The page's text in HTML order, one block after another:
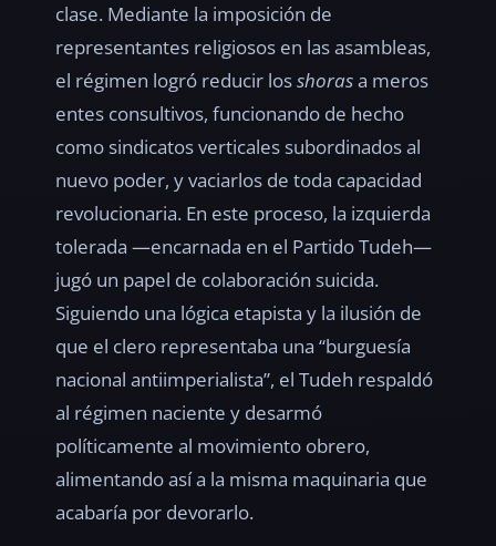
clase. Mediante la imposición de
representantes religiosos en las asambleas,
el régimen logró reducir losshorasa meros
entes consultivos, funcionando de hecho
como sindicatos verticales subordinados al
nuevo poder, y vaciarlos de toda capacidad
revolucionaria. En este proceso, la izquierda
tolerada —encarnada en el Partido Tudeh—
jugó un papel de colaboración suicida.
Siguiendo una lógica etapista y la ilusión de
que el clero representaba una “burguesía
nacional antiimperialista”, el Tudeh respaldó
al régimen naciente y desarmó
políticamente al movimiento obrero,
alimentando así a la misma maquinaria que
acabaría por devorarlo.